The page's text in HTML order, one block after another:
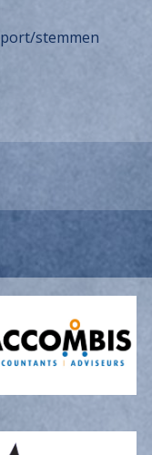
stemmen